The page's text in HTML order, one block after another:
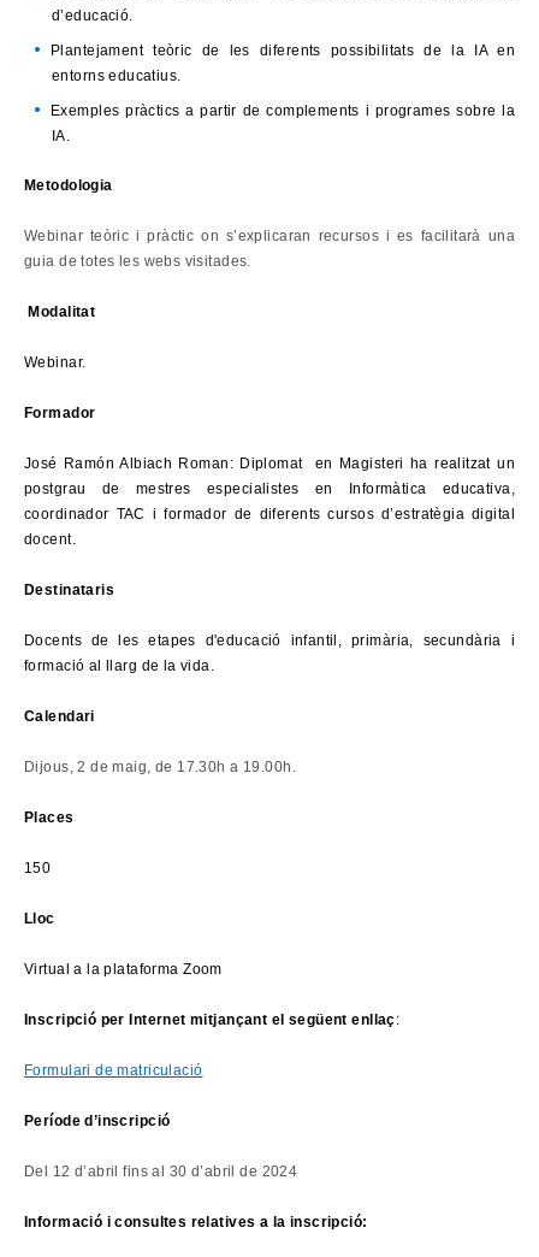
d’educació.
Plantejament teòric de les diferents possibilitats de la IA en
entorns educatius.
Exemples pràctics a partir de complements i programes sobre la
IA.
Metodologia
Webinar teòric i pràctic on s’explicaran recursos i es facilitarà una
guia de totes les webs visitades.
Modalitat
Webinar.
Formador
José Ramón Albiach Roman: Diplomat en Magisteri ha realitzat un
postgrau de mestres especialistes en Informàtica educativa,
coordinador TAC i formador de diferents cursos d’estratègia digital
docent.
Destinataris
Docents de les etapes d'educació infantil, primària, secundària i
formació al llarg de la vida.
Calendari
Dijous, 2 de maig, de 17.30h a 19.00h.
Places
150
Lloc
Virtuala la plataforma Zoom
Inscripció per Internet mitjançant el següent enllaç:
Formulari de matriculació
Període d’inscripció
Del 12 d’abril fins al 30 d’abril de 2024
Informació i consultes relatives a la inscripció: